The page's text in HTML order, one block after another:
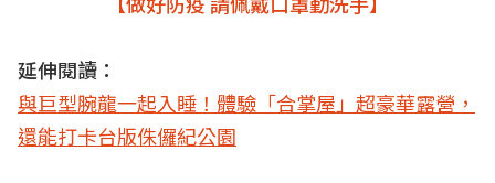
延伸閱讀：
與巨型腕龍一起入睡！體驗「合掌屋」超豪華露營，
還能打卡台版侏儸紀公園